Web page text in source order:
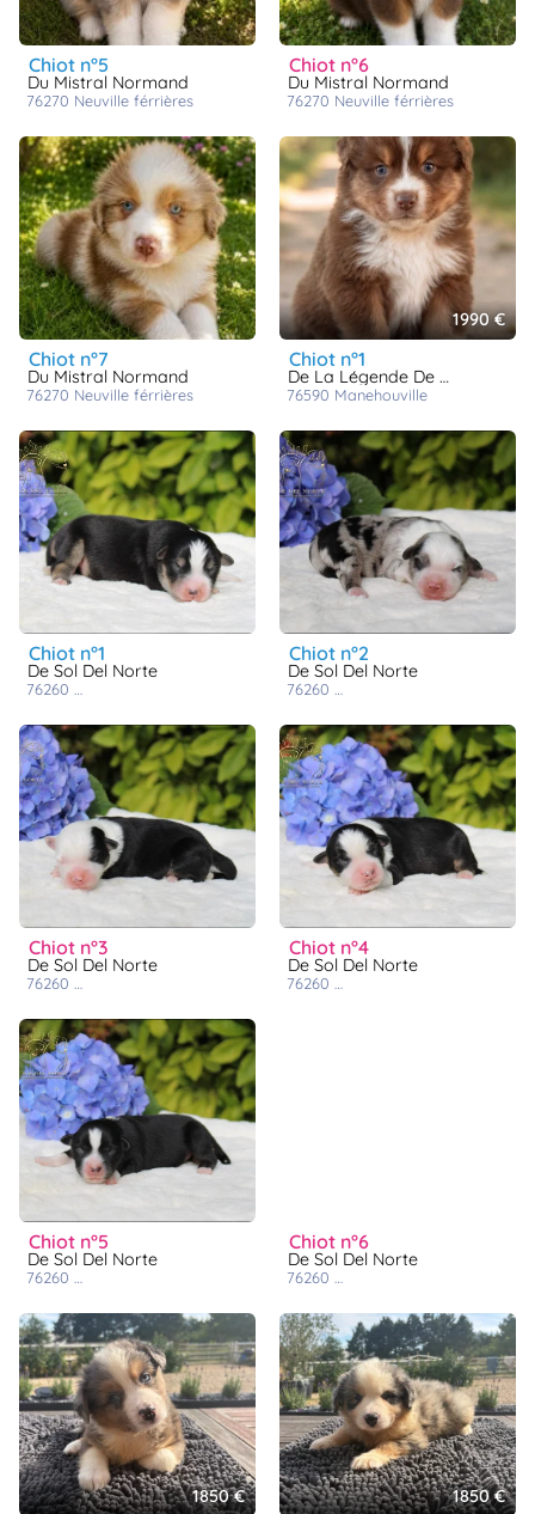
chiot n°5
Du Mistral Normand
76270 neuville férrières
chiot n°6
Du Mistral Normand
76270 neuville férrières
chiot n°7
Du Mistral Normand
76270 neuville férrières
1990 €
chiot n°1
De La Légende De Gafy
76590 manehouville
chiot n°1
De Sol Del Norte
76260
chiot n°2
De Sol Del Norte
76260
chiot n°3
De Sol Del Norte
76260
chiot n°4
De Sol Del Norte
76260
chiot n°5
De Sol Del Norte
76260
chiot n°6
De Sol Del Norte
76260
1850 € 1850 €